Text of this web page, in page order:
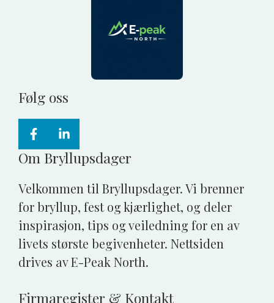
Følg oss
Om Bryllupsdager
Velkommen til Bryllupsdager. Vi brenner
for bryllup, fest og kjærlighet, og deler
inspirasjon, tips og veiledning for en av
livets største begivenheter. Nettsiden
drives av E-Peak North.
Firmaregister & Kontakt